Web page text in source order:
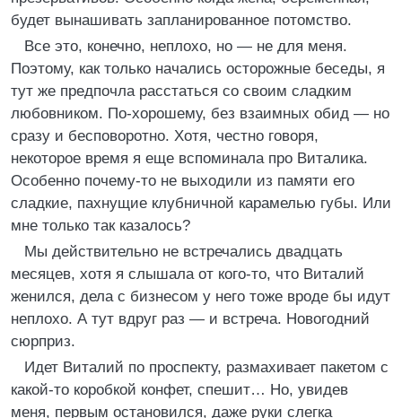
будет вынашивать запланированное потомство.
Все это, конечно, неплохо, но — не для меня.
Поэтому, как только начались осторожные беседы, я
тут же предпочла расстаться со своим сладким
любовником. По-хорошему, без взаимных обид — но
сразу и бесповоротно. Хотя, честно говоря,
некоторое время я еще вспоминала про Виталика.
Особенно почему-то не выходили из памяти его
сладкие, пахнущие клубничной карамелью губы. Или
мне только так казалось?
Мы действительно не встречались двадцать
месяцев, хотя я слышала от кого-то, что Виталий
женился, дела с бизнесом у него тоже вроде бы идут
неплохо. А тут вдруг раз — и встреча. Новогодний
сюрприз.
Идет Виталий по проспекту, размахивает пакетом с
какой-то коробкой конфет, спешит… Но, увидев
меня, первым остановился, даже руки слегка